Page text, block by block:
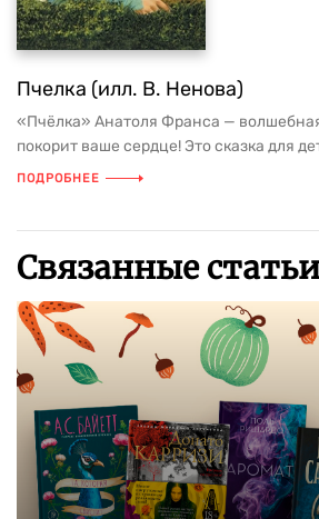
Пчелка (илл. В. Ненова)
«Пчёлка» Анатоля Франса —
покорит ваше сердце! Это сказка для
ПОДРОБНЕЕ
Связанные